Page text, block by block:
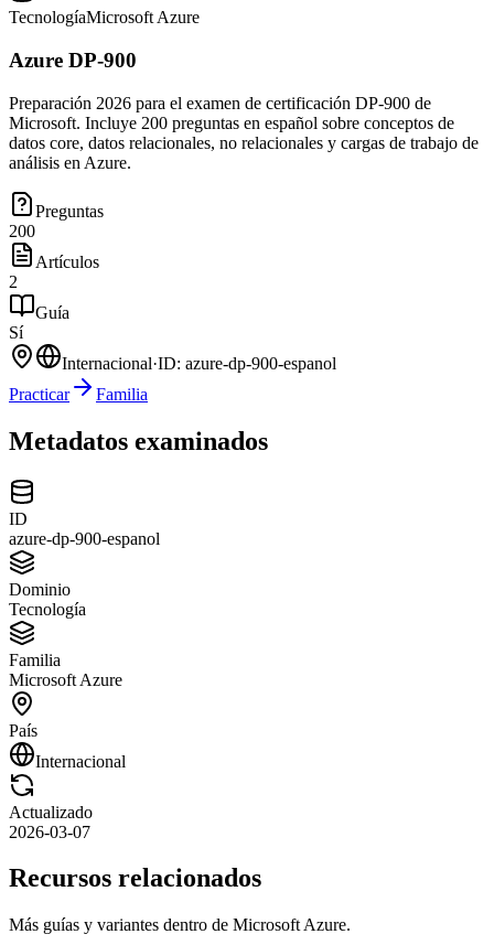
TecnologíaMicrosoft Azure
Azure DP-900
Preparación 2026 para el examen de certificación DP-900 de
Microsoft. Incluye 200 preguntas en español sobre conceptos de
datos core, datos relacionales, no relacionales y cargas de trabajo de
análisis en Azure.
Preguntas
200
Artículos
2
Guía
Sí
Internacional·ID: azure-dp-900-espanol
Practicar
Familia
Metadatos examinados
ID
azure-dp-900-espanol
Dominio
Tecnología
Familia
Microsoft Azure
País
Internacional
Actualizado
2026-03-07
Recursos relacionados
Más guías y variantes dentro de Microsoft Azure.